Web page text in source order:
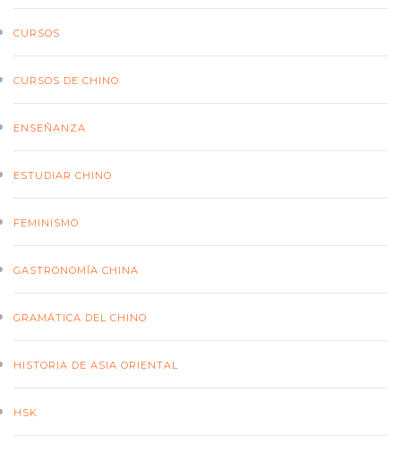
CURSOS
CURSOS DE CHINO
ENSEÑANZA
ESTUDIAR CHINO
FEMINISMO
GASTRONOMÍA CHINA
GRAMÁTICA DEL CHINO
HISTORIA DE ASIA ORIENTAL
HSK